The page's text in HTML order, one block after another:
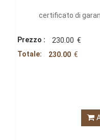
certificato di
Prezzo : 230.00 €
Totale:
230.00 €